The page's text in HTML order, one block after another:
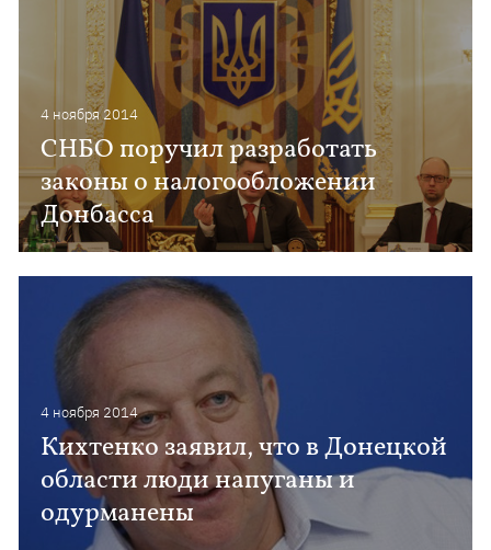
4 ноября 2014
СНБО поручил разработать
законы о налогообложении
Донбасса
4 ноября 2014
Кихтенко заявил, что в Донецкой
области люди напуганы и
одурманены